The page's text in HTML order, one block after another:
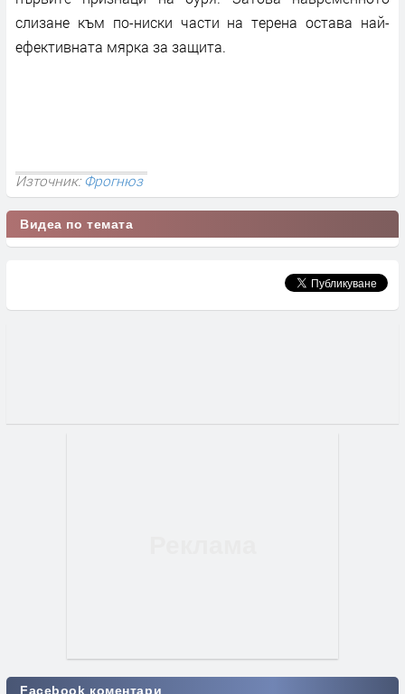
слизане към по-ниски части на терена остава най-
ефективната мярка за защита.
Източник:Фрогнюз
Видеа по темата
Facebook коментари